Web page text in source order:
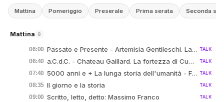
Mattina Pomeriggio Preserale Prima serata Seconda
Mattina 8
06:00 Passato e Presente - Artemisia Gentileschi. La libertà attraverso l'arte - 25/11/2025 TALK
06:40 a.C.d.C. - Chateau Gaillard. La fortezza di Cuor di Leone TALK
07:40 5000 anni e + La lunga storia dell'umanità - Francesco Datini da Prato - 18/07/2023 TALK
08:35 Il giorno e la storia TALK
09:00 Scritto, letto, detto: Massimo Franco TALK